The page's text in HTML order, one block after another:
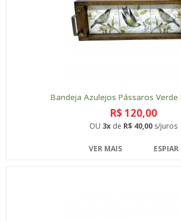
Bandeja Azulejos Pássaros Verde
R$ 120,00
OU 3x de R$ 40,00 s/juros
VER MAIS ESPIAR